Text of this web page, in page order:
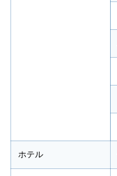
ホテル